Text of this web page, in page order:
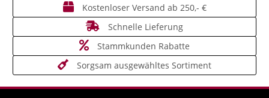
Kostenloser Versand ab 250,- €
Schnelle Lieferung
Stammkunden Rabatte
Sorgsam ausgewähltes Sortiment